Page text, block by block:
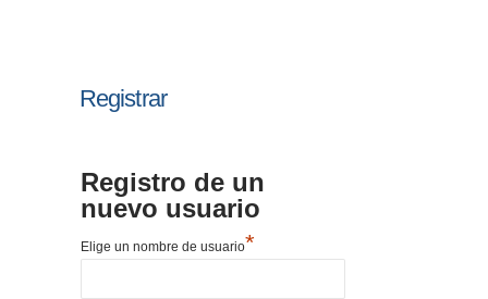
Registrar
Registro de un
nuevo usuario
Elige un nombre de usuario*